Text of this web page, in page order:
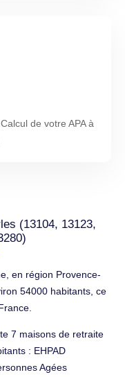
de votre APA à
(13104, 13123,
en région Provence-
54000 habitants, ce
7 maisons de retraite
: EHPAD
Agées